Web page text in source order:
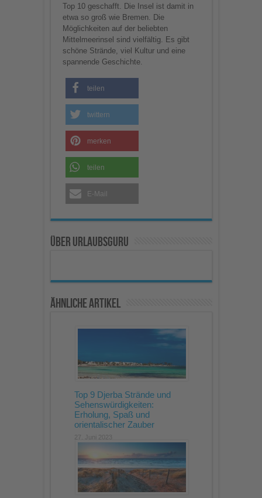
Top 10 geschafft. Die Insel ist damit in
etwa so groß wie Bremen. Die
Möglichkeiten auf der beliebten
Mittelmeerinsel sind vielfältig. Es gibt
schöne Strände, viel Kultur und eine
spannende Geschichte.
teilen
twittern
merken
teilen
E-Mail
Über Urlaubsguru
Ähnliche Artikel
Top 9 Djerba Strände und
Sehenswürdigkeiten:
Erholung, Spaß und
orientalischer Zauber
27. Juni 2023